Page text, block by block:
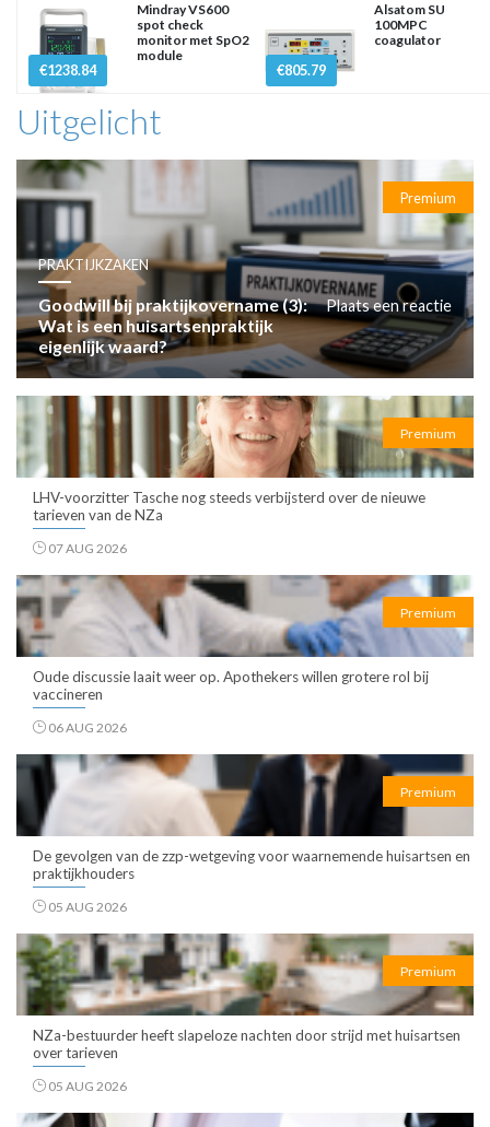
€1238.84
Mindray VS600
spot check
monitor met SpO2
module
€805.79
Alsatom SU
100MPC
coagulator
Uitgelicht
Premium
PRAKTIJKZAKEN
Goodwill bij praktijkovername (3):
Wat is een huisartsenpraktijk
eigenlijk waard?
Plaats een reactie
Premium
LHV-voorzitter Tasche nog steeds verbijsterd over de nieuwe
tarieven van de NZa
07 AUG 2026
Premium
Oude discussie laait weer op. Apothekers willen grotere rol bij
vaccineren
06 AUG 2026
Premium
De gevolgen van de zzp-wetgeving voor waarnemende huisartsen en
praktijkhouders
05 AUG 2026
Premium
NZa-bestuurder heeft slapeloze nachten door strijd met huisartsen
over tarieven
05 AUG 2026